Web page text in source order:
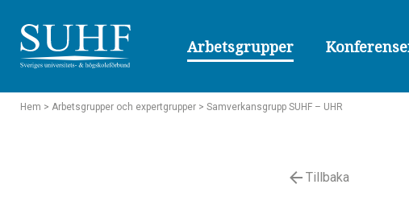
Arbetsgrupper
Hem > Arbetsgrupper och expertgrupper > Samverkansgrupp SUHF – UHR
Tillbaka